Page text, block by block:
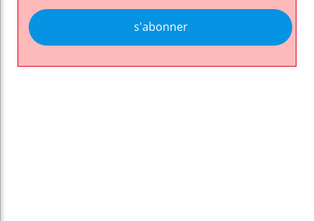
s'abonner